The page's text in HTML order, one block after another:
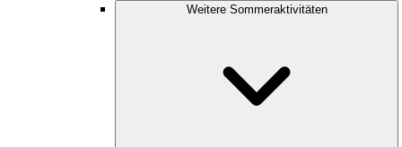
Weitere Sommeraktivitäten